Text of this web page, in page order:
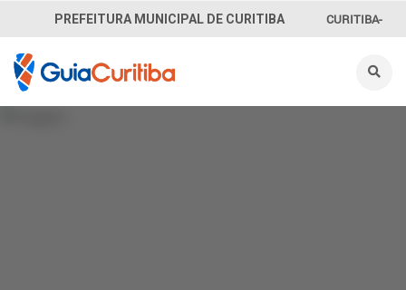
PREFEITURA MUNICIPAL DE CURITIBA CURITIBA-